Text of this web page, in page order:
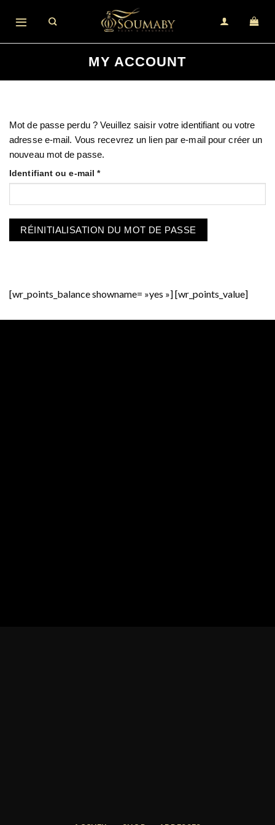
MY ACCOUNT
Mot de passe perdu ? Veuillez saisir votre identifiant ou votre
adresse e-mail. Vous recevrez un lien par e-mail pour créer un
nouveau mot de passe.
Identifiant ou e-mail*Obligatoire
RÉINITIALISATION DU MOT DE PASSE
[wr_points_balance showname= »yes »] [wr_points_value]